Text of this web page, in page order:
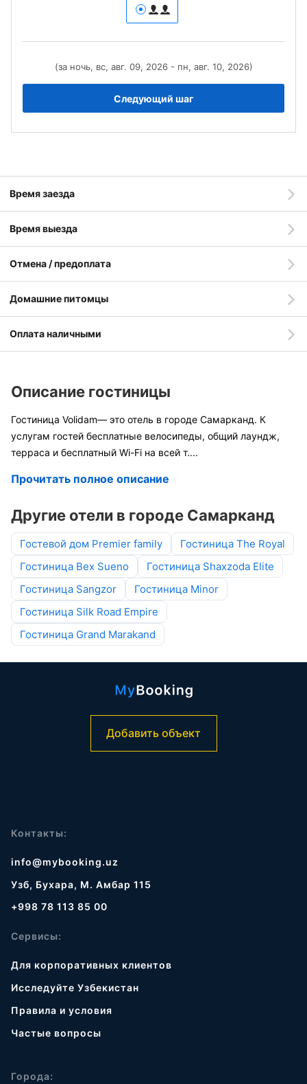
(за ночь, вс, авг. 09, 2026 - пн, авг. 10, 2026)
Следующий шаг
Время заезда
Время выезда
Отмена / предоплата
Домашние питомцы
Оплата наличными
Описание гостиницы
Гостиница Volidam— это отель в городе Самарканд. К
услугам гостей бесплатные велосипеды, общий лаундж,
терраса и бесплатный Wi-Fi на всей т....
Прочитать полное описание
Другие отели в городе Самарканд
Гостевой дом Premier family
Гостиница The Royal
Гостиница Bex Sueno
Гостиница Shaxzoda Elite
Гостиница Sangzor
Гостиница Minor
Гостиница Silk Road Empire
Гостиница Grand Marakand
Добавить объект
Контакты:
info@mybooking.uz
Узб, Бухара, М. Амбар 115
+998 78 113 85 00
Сервисы:
Для корпоративных клиентов
Исследуйте Узбекистан
Правила и условия
Частые вопросы
Города: